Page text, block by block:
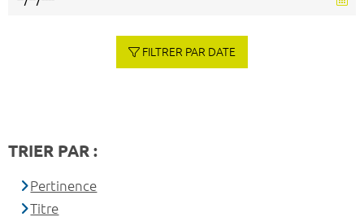
FILTRER PAR DATE
TRIER PAR :
Pertinence
Titre